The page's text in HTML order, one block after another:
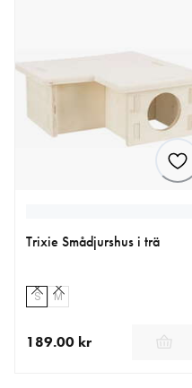
Trixie Smådjurshus i trä
S M
189.00 kr